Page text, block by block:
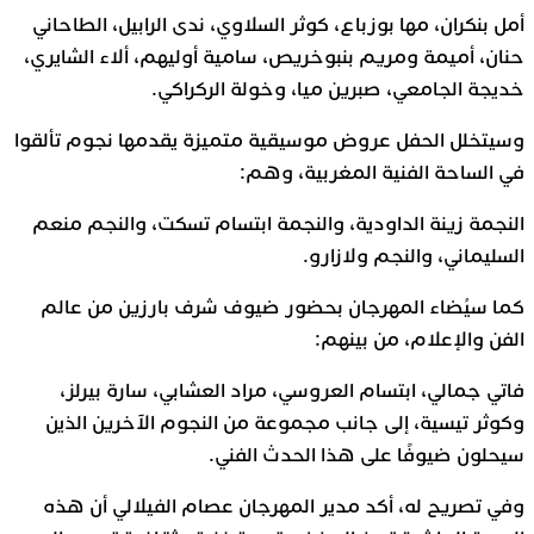
أمل بنكران، مها بوزباع، كوثر السلاوي، ندى الرابيل، الطاحاني
حنان، أميمة ومريم بنبوخريص، سامية أوليهم، ألاء الشايري،
خديجة الجامعي، صبرين ميا، وخولة الركراكي.
وسيتخلل الحفل عروض موسيقية متميزة يقدمها نجوم تألقوا
في الساحة الفنية المغربية، وهم:
النجمة زينة الداودية، والنجمة ابتسام تسكت، والنجم منعم
السليماني، والنجم ولازارو.
كما سيُضاء المهرجان بحضور ضيوف شرف بارزين من عالم
الفن والإعلام، من بينهم:
فاتي جمالي، ابتسام العروسي، مراد العشابي، سارة بيرلز،
وكوثر تيسية، إلى جانب مجموعة من النجوم الآخرين الذين
سيحلون ضيوفًا على هذا الحدث الفني.
وفي تصريح له، أكد مدير المهرجان عصام الفيلالي أن هذه